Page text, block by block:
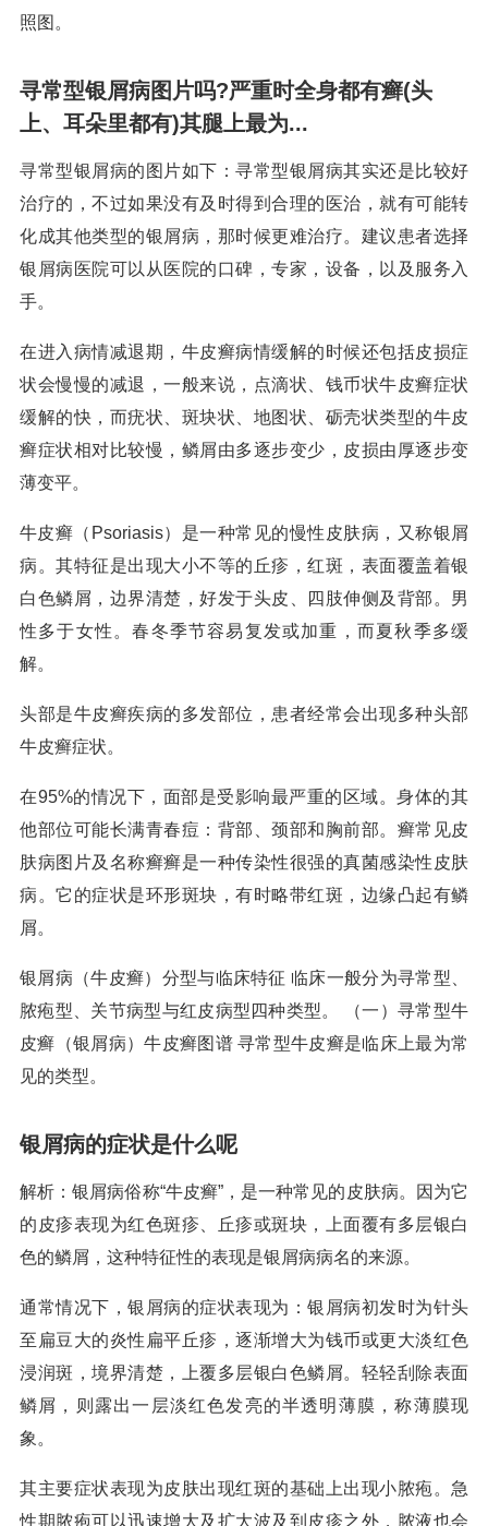
照图。
寻常型银屑病图片吗?严重时全身都有癣(头
上、耳朵里都有)其腿上最为...
寻常型银屑病的图片如下：寻常型银屑病其实还是比较好
治疗的，不过如果没有及时得到合理的医治，就有可能转
化成其他类型的银屑病，那时候更难治疗。建议患者选择
银屑病医院可以从医院的口碑，专家，设备，以及服务入
手。
在进入病情减退期，牛皮癣病情缓解的时候还包括皮损症
状会慢慢的减退，一般来说，点滴状、钱币状牛皮癣症状
缓解的快，而疣状、斑块状、地图状、砺壳状类型的牛皮
癣症状相对比较慢，鳞屑由多逐步变少，皮损由厚逐步变
薄变平。
牛皮癣（Psoriasis）是一种常见的慢性皮肤病，又称银屑
病。其特征是出现大小不等的丘疹，红斑，表面覆盖着银
白色鳞屑，边界清楚，好发于头皮、四肢伸侧及背部。男
性多于女性。春冬季节容易复发或加重，而夏秋季多缓
解。
头部是牛皮癣疾病的多发部位，患者经常会出现多种头部
牛皮癣症状。
在95%的情况下，面部是受影响最严重的区域。身体的其
他部位可能长满青春痘：背部、颈部和胸前部。癣常见皮
肤病图片及名称癣癣是一种传染性很强的真菌感染性皮肤
病。它的症状是环形斑块，有时略带红斑，边缘凸起有鳞
屑。
银屑病（牛皮癣）分型与临床特征 临床一般分为寻常型、
脓疱型、关节病型与红皮病型四种类型。 （一）寻常型牛
皮癣（银屑病）牛皮癣图谱 寻常型牛皮癣是临床上最为常
见的类型。
银屑病的症状是什么呢
解析：银屑病俗称“牛皮癣”，是一种常见的皮肤病。因为它
的皮疹表现为红色斑疹、丘疹或斑块，上面覆有多层银白
色的鳞屑，这种特征性的表现是银屑病病名的来源。
通常情况下，银屑病的症状表现为：银屑病初发时为针头
至扁豆大的炎性扁平丘疹，逐渐增大为钱币或更大淡红色
浸润斑，境界清楚，上覆多层银白色鳞屑。轻轻刮除表面
鳞屑，则露出一层淡红色发亮的半透明薄膜，称薄膜现
象。
其主要症状表现为皮肤出现红斑的基础上出现小脓疱。急
性期脓疱可以迅速增大及扩大波及到皮疹之外，脓液也会